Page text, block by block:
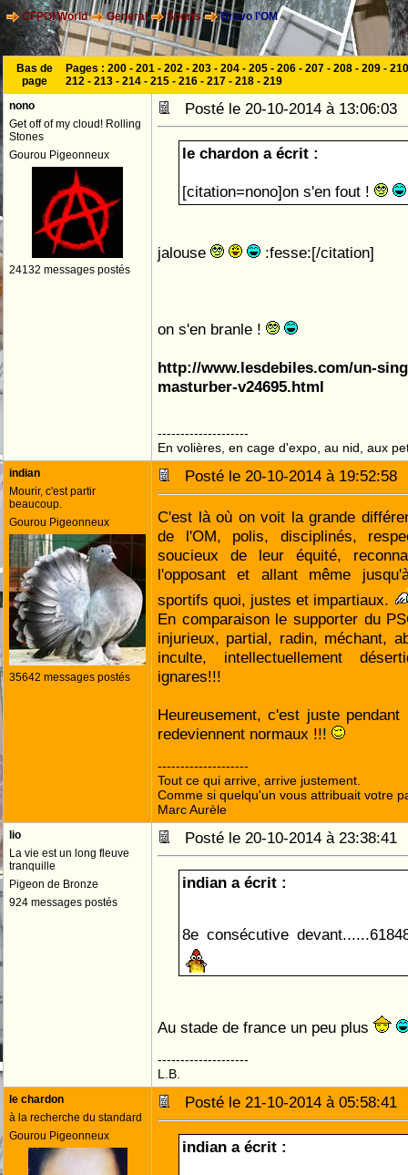
CFPOI World General Sports Bravo l'OM
Bas de
page
Pages : 200 - 201 - 202 - 203 - 204 - 205 - 206 - 207 - 208 - 209 - 210
212 - 213 - 214 - 215 - 216 - 217 - 218 - 219
nono
Get off of my cloud! Rolling
Stones
Gourou Pigeonneux
24132 messages postés
Posté le 20-10-2014 à
le chardon a écrit :
[citation=nono]on s'en fout !
jalouse :fesse:[/citation]
on s'en branle !
http://www.lesdebiles.com/un-
masturber-v24695.html
--------------------
En volières, en cage d'expo, au nid, aux
indian
Mourir, c'est partir
beaucoup.
Gourou Pigeonneux
35642 messages postés
Posté le 20-10-2014 à
C'est là où on voit la grande
de l'OM, polis, disciplinés,
soucieux de leur équité,
l'opposant et allant même
sportifs quoi, justes et impartiaux.
En comparaison le supporter du
injurieux, partial, radin, méchant,
inculte, intellectuellement
ignares!!!
Heureusement, c'est juste
redeviennent normaux !!!
--------------------
Tout ce qui arrive, arrive justement.
Comme si quelqu'un vous attribuait votre
Marc Aurèle
lio
La vie est un long fleuve
tranquille
Pigeon de Bronze
924 messages postés
Posté le 20-10-2014 à
indian a écrit :
8e consécutive
Au stade de france un peu plus
--------------------
L.B.
le chardon
à la recherche du standard
Gourou Pigeonneux
Posté le 21-10-2014 à
indian a écrit :